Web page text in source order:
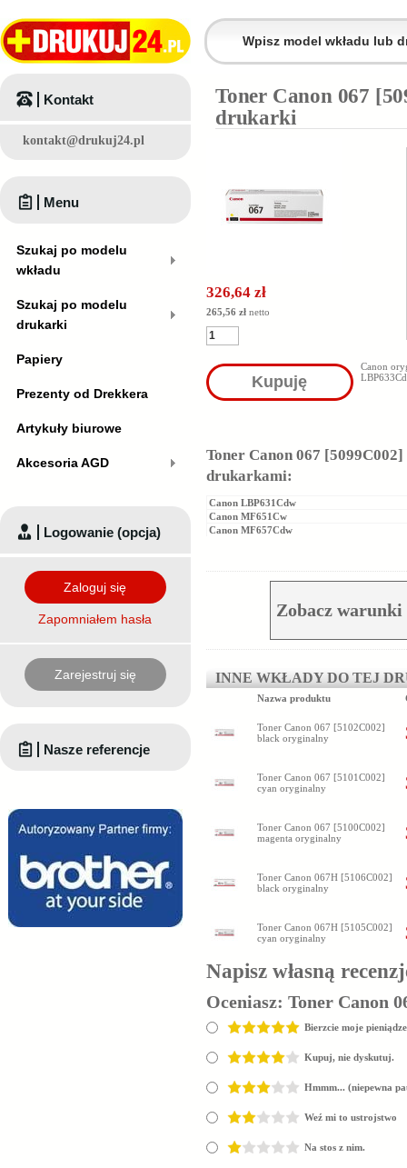
Toner Canon 067
drukarki
326,64 zł
265,56 zł netto
Kupuję
Canon
Toner Canon 067
drukarkami:
Canon LBP631Cdw
Canon MF651Cw
Canon MF657Cdw
Zobacz
INNE WKŁADY DO TEJ
Nazwa produktu
Toner Canon 067 [5102C002]
black oryginalny
Toner Canon 067 [5101C002]
cyan oryginalny
Toner Canon 067 [5100C002]
magenta oryginalny
Toner Canon 067H [5106C002]
black oryginalny
Toner Canon 067H [5105C002]
cyan oryginalny
Napisz własną
Oceniasz: Toner Canon
Bierzcie moje
Kupuj, nie dyskutuj.
Hmmm... (niepewna
Weź mi to ustrojstwo
Na stos z nim.
Kontakt
kontakt@drukuj24.pl
Menu
Szukaj po modelu
wkładu
Szukaj po modelu
drukarki
Papiery
Prezenty od Drekkera
Artykuły biurowe
Akcesoria AGD
Logowanie (opcja)
Zaloguj się
Zapomniałem hasła
Zarejestruj się
Nasze referencje